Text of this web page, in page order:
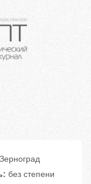
Зерноград
без степени